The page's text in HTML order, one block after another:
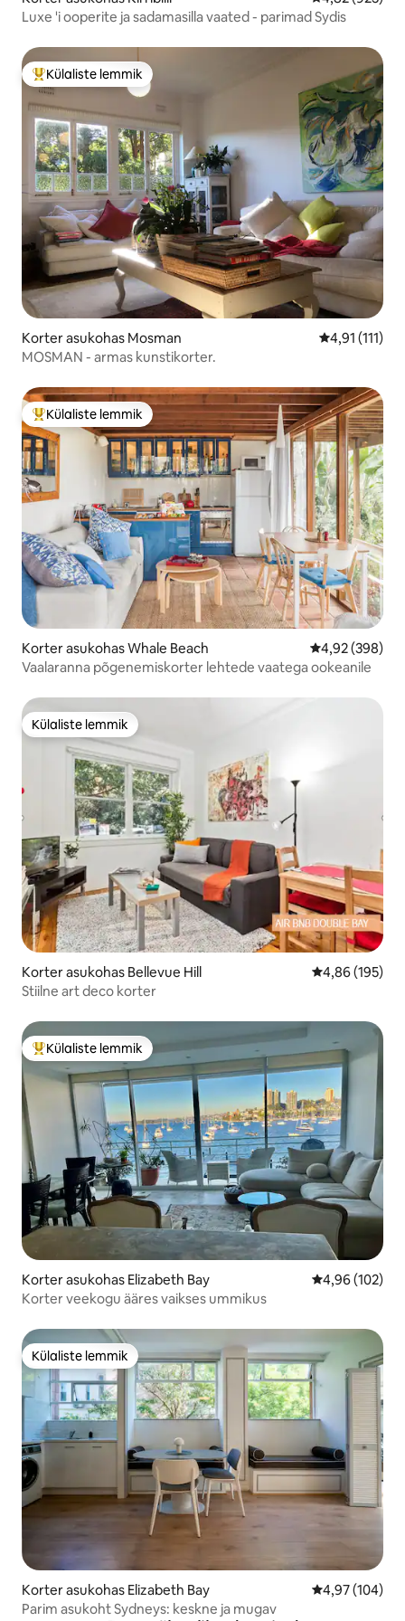
Luxe 'i ooperite ja sadamasilla vaated - parimad Sydis
Külaliste suur lemmik
Külaliste lemmik
Korter asukohas Mosman Keskmine
4,91 (111)
MOSMAN - armas kunstikorter.
Külaliste suur lemmik
Külaliste lemmik
Korter asukohas Whale Beach Keskmine
4,92 (398)
Vaalaranna põgenemiskorter lehtede vaatega ookeanile
Külaliste lemmik
Külaliste lemmik
Korter asukohas Bellevue Hill Keskmine
4,86 (195)
Stiilne art deco korter
Külaliste suur lemmik
Külaliste lemmik
Korter asukohas Elizabeth Bay Keskmine
4,96 (102)
Korter veekogu ääres vaikses ummikus
Külaliste lemmik
Külaliste lemmik
Korter asukohas Elizabeth Bay Keskmine
4,97 (104)
Parim asukoht Sydneys: keskne ja mugav